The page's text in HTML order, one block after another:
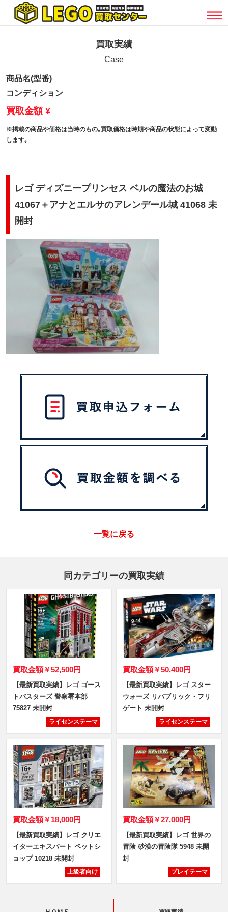
買取実績
Case
商品名(型番)
コンディション
買取金額 ¥
※掲載の商品や価格は当時のもの｡買取価格は時期や商品の状態によって変動
します｡
レゴ ディズニープリンセス ベルの魔法のお城
41067＋アナとエルサのアレンデール城 41068 未
開封
一覧に戻る
同カテゴリーの買取実績
買取金額￥52,500円
【最新買取実績】レゴ ゴース
トバスターズ 警察署本部
75827 未開封
ライセンステーマ
買取金額￥50,400円
【最新買取実績】レゴ スター
ウォーズ リパブリック・フリ
ゲート 未開封
ライセンステーマ
買取金額￥18,000円
【最新買取実績】レゴ クリエ
イターエキスパート ペットシ
ョップ 10218 未開封
上級者向け
買取金額￥27,000円
【最新買取実績】レゴ 世界の
冒険 砂漠の冒険隊 5948 未開
封
プレイテーマ